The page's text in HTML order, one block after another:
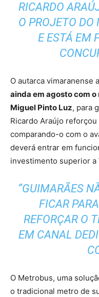
RICARDO
O PROJETO DO
E ESTÁ EM
O autarca vimaranense
ainda em agosto com
Miguel Pinto Luz, para
Ricardo Araújo
comparando-o com o
deverá entrar em
investimento superior a
“GUIMARÃES
FICAR
REFORÇAR O
EM CANAL
O Metrobus, uma
o tradicional metro de